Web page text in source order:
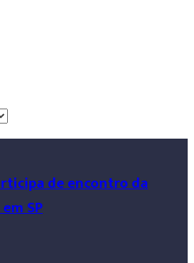
de encontro da
SP